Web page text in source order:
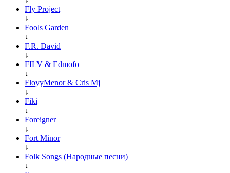
Fly Project
↓
Fools Garden
↓
F.R. David
↓
FILV & Edmofo
↓
FloyyMenor & Cris Mj
↓
Fiki
↓
Foreigner
↓
Fort Minor
↓
Folk Songs (Народные песни)
↓